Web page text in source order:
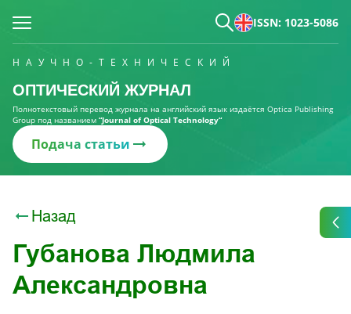
ISSN: 1023-5086
НАУЧНО-ТЕХНИЧЕСКИЙ
ОПТИЧЕСКИЙ ЖУРНАЛ
Полнотекстовый перевод журнала на английский язык издаётся Optica Publishing
Group под названием “Journal of Optical Technology“
Подача статьи
Назад
Губанова Людмила
Александровна